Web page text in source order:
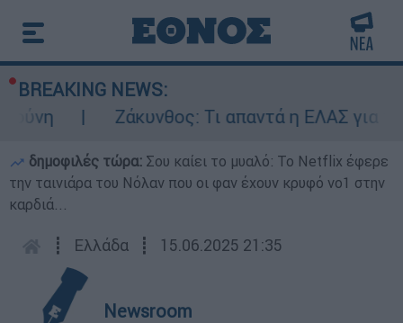
BREAKING NEWS:
Ζάκυνθος: Τι απαντά η ΕΛΑΣ για
δημοφιλές τώρα: Σου καίει το μυαλό: Το Netflix έφερε
την ταινιάρα του Νόλαν που οι φαν έχουν κρυφό νο1 στην
καρδιά...
┋ Ελλάδα ┋ 15.06.2025 21:35
Newsroom